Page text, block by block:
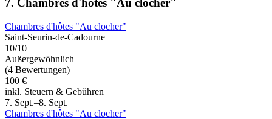
7. Chambres d'hôtes "Au clocher"
Chambres d'hôtes "Au clocher"
Saint-Seurin-de-Cadourne
10/10
Außergewöhnlich
(4 Bewertungen)
100 €
inkl. Steuern & Gebühren
7. Sept.–8. Sept.
Chambres d'hôtes "Au clocher"